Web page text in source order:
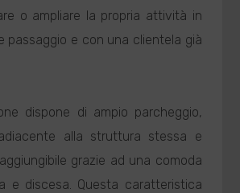
o ampliare la propria attività in
passaggio e con una clientela già
dispone di ampio parcheggio,
alla struttura stessa e
grazie ad una comoda
e discesa. Questa caratteristica